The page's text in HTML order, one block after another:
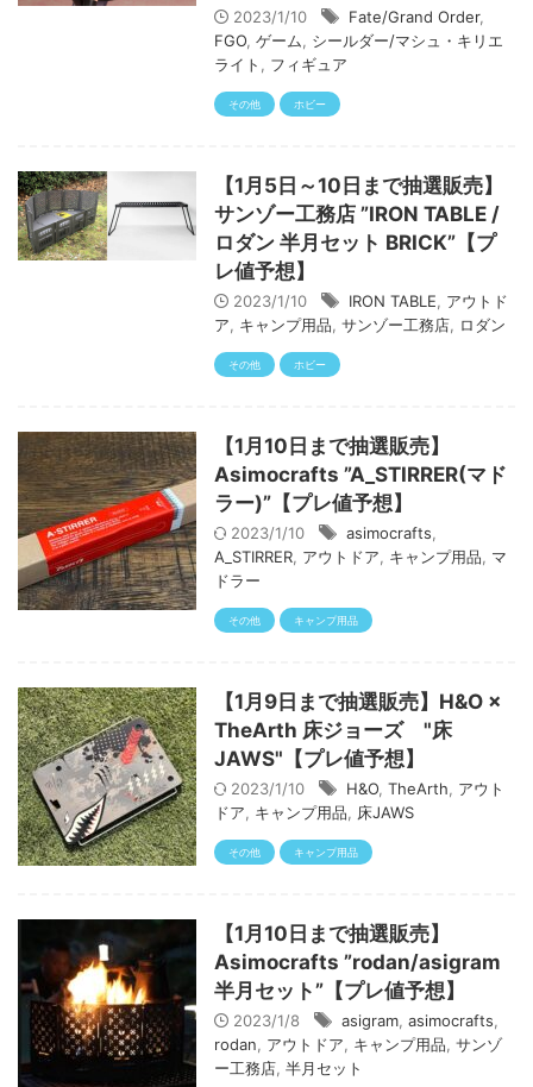
2023/1/10 Fate/Grand Order,
FGO ゲーム
シールダー/マシュ・キリエ
ライト
フィギュア
その他 ホビー
【1月5日～10日まで抽選販売】
サンゾー工務店 ”IRON TABLE /
ロダン 半月セット BRICK”【プ
レ値予想】
2023/1/10 IRON TABLE
アウトド
ア
キャンプ用品 サンゾー工務店 ロダン
その他 ホビー
【1月10日まで抽選販売】
Asimocrafts ”A_STIRRER(マド
ラー)”【プレ値予想】
2023/1/10 asimocrafts
A_STIRRER アウトドア キャンプ用品
マ
ドラー
その他 キャンプ用品
【1月9日まで抽選販売】H&O ×
TheArth 床ジョーズ "床
JAWS"【プレ値予想】
2023/1/10 H&O TheArth
アウト
ドア
キャンプ用品 床JAWS
その他 キャンプ用品
【1月10日まで抽選販売】
Asimocrafts ”rodan/asigram
半月セット”【プレ値予想】
2023/1/8 asigram asimocrafts
rodan
アウトドア キャンプ用品 サンゾ
ー工務店 半月セット